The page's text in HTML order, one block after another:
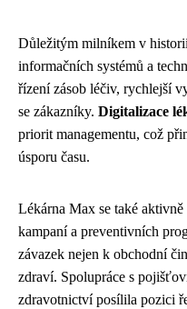
Důležitým milníkem v
informačních systémů a
řízení zásob léčiv, rychlejší
se zákazníky. Digitalizace
priorit managementu, což
úsporu času.
Lékárna Max se také
kampaní a preventivních
závazek nejen k obchodní
zdraví. Spolupráce s
zdravotnictví posílila pozici